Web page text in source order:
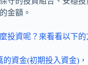
金額。
投資呢？來看看以下的
的資金(初期投入資金)，